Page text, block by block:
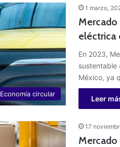
Economía circular
1 marzo,
eléctrica
En 2023,
sustentable
México, ya
Leer
17